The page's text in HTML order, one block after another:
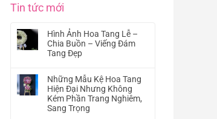
Tin tức mới
Hình Ảnh Hoa Tang Lễ –
Chia Buồn – Viếng Đám
Tang Đẹp
có
bình
luận
ở
Hình
Những Mẫu Kệ Hoa Tang
Hiện Đại Nhưng Không
Kém Phần Trang Nghiêm,
Sang Trọng